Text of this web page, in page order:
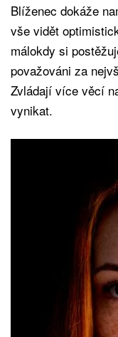
Blíženec dokáže
vše vidět
málokdy si
považováni za
Zvládají více věcí
vynikat.